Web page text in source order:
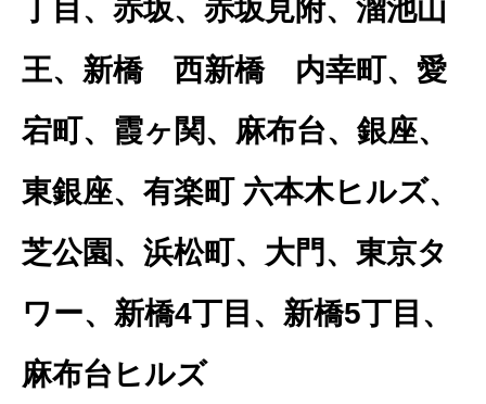
丁目、赤坂、赤坂見附、溜池山
王、新橋 西新橋 内幸町、愛
宕町、霞ヶ関、麻布台、銀座、
東銀座、有楽町 六本木ヒルズ、
芝公園、浜松町、大門、東京タ
ワー、新橋4丁目、新橋5丁目、
麻布台ヒルズ